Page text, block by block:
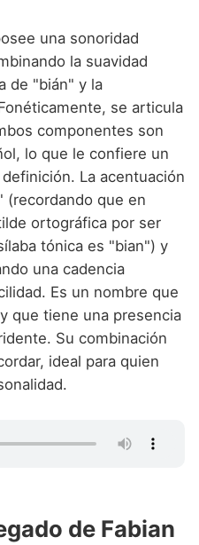
una sonoridad
la suavidad
de "bián" y la
se articula
componentes son
lo que le confiere un
La acentuación
(recordando que en
ortográfica por ser
tónica es "bian") y
una cadencia
Es un nombre que
que tiene una presencia
Su combinación
ideal para quien
de Fabian